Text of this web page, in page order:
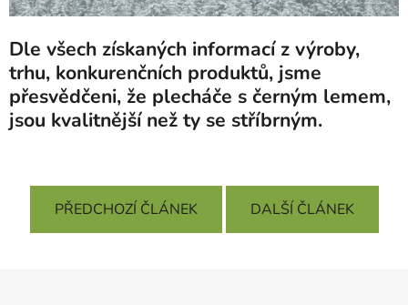
Dle všech získaných informací z výroby,
trhu, konkurenčních produktů, jsme
přesvědčeni, že plecháče s černým lemem,
jsou kvalitnější než ty se stříbrným.
PŘEDCHOZÍ ČLÁNEK DALŠÍ ČLÁNEK